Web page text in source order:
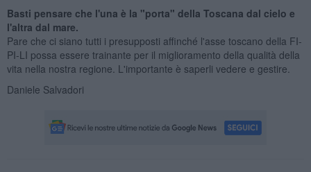
Basti pensare che l'una è la "porta" della Toscana dal cielo e
l'altra dal mare.
Pare che ci siano tutti i presupposti affinché l'asse toscano della FI-
PI-LI possa essere trainante per il miglioramento della qualità della
vita nella nostra regione. L'importante è saperli vedere e gestire.
Daniele Salvadori